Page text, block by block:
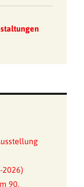
2026)
90.